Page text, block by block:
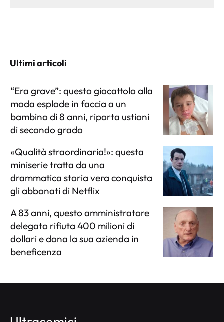
Ultimi articoli
“Era grave”: questo giocattolo alla
moda esplode in faccia a un
bambino di 8 anni, riporta ustioni
di secondo grado
«Qualità straordinaria!»: questa
miniserie tratta da una
drammatica storia vera conquista
gli abbonati di Netflix
A 83 anni, questo amministratore
delegato rifiuta 400 milioni di
dollari e dona la sua azienda in
beneficenza